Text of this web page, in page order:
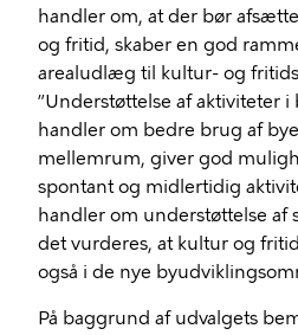
handler om, at der bør
og fritid, skaber en god
arealudlæg til kultur- og
”Understøttelse af aktiviteter
handler om bedre brug af
mellemrum, giver god
spontant og midlertidig
handler om understøttelse
det vurderes, at kultur og
også i de nye
På baggrund af udvalgets